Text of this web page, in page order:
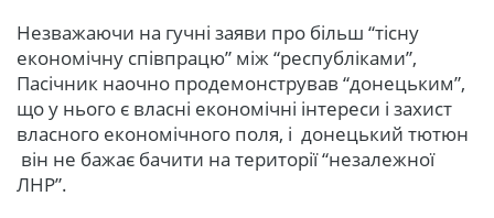
Незважаючи на гучні заяви про більш “тісну
економічну співпрацю” між “республіками”,
Пасічник наочно продемонстрував “донецьким”,
що у нього є власні економічні інтереси і захист
власного економічного поля, і донецький тютюн
він не бажає бачити на території “незалежної
ЛНР”.